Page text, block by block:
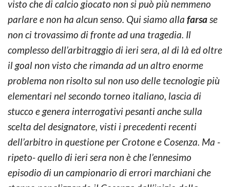
visto che di calcio giocato non si può più nemmeno
parlare e non ha alcun senso. Qui siamo alla farsase
non ci trovassimo di fronte ad una tragedia. Il
complesso dell’arbitraggio di ieri sera, al di là ed oltre
il goal non visto che rimanda ad un altro enorme
problema non risolto sul non uso delle tecnologie più
elementari nel secondo torneo italiano, lascia di
stucco e genera interrogativi pesanti anche sulla
scelta del designatore, visti i precedenti recenti
dell’arbitro in questione per Crotone e Cosenza. Ma -
ripeto- quello di ieri sera non è che l’ennesimo
episodio di un campionario di errori marchiani che